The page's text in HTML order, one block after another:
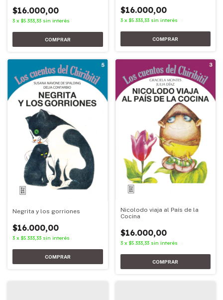
$16.000,00
3 x $5.333,33 sin interés
$16.000,00
3 x $5.333,33 sin interés
Negrita y los gorriones
$16.000,00
3 x $5.333,33 sin interés
Nicolodo viaja al País de la
Cocina
$16.000,00
3 x $5.333,33 sin interés